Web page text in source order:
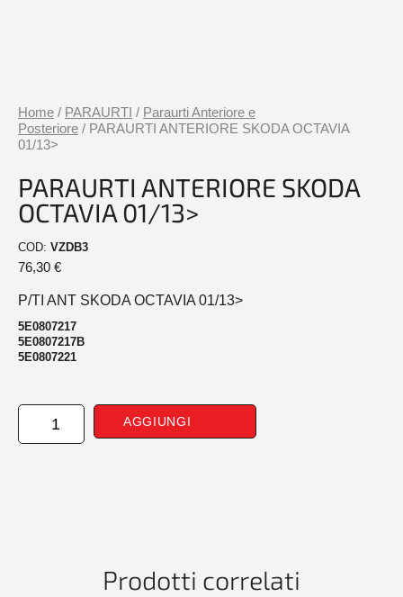
Home / PARAURTI / Paraurti Anteriore e
Posteriore / PARAURTI ANTERIORE SKODA OCTAVIA
01/13>
PARAURTI ANTERIORE SKODA
OCTAVIA 01/13>
COD: VZDB3
76,30 €
P/TI ANT SKODA OCTAVIA 01/13>
5E0807217
5E0807217B
5E0807221
PARAURTI
ANTERIORE
AGGIUNGI
Prodotti correlati